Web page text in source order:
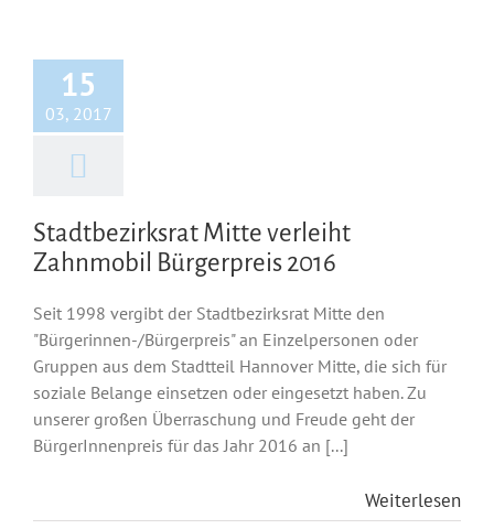
15
03, 2017
Stadtbezirksrat Mitte verleiht
Zahnmobil Bürgerpreis 2016
Seit 1998 vergibt der Stadtbezirksrat Mitte den
"Bürgerinnen-/Bürgerpreis" an Einzelpersonen oder
Gruppen aus dem Stadtteil Hannover Mitte, die sich für
soziale Belange einsetzen oder eingesetzt haben. Zu
unserer großen Überraschung und Freude geht der
BürgerInnenpreis für das Jahr 2016 an [...]
Weiterlesen